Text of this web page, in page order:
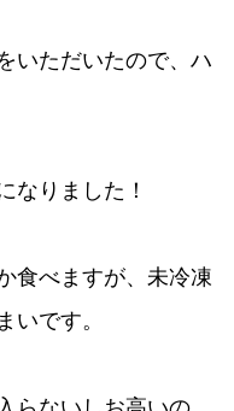
いただいたので、ハ
なりました！
食べますが、未冷凍
いです。